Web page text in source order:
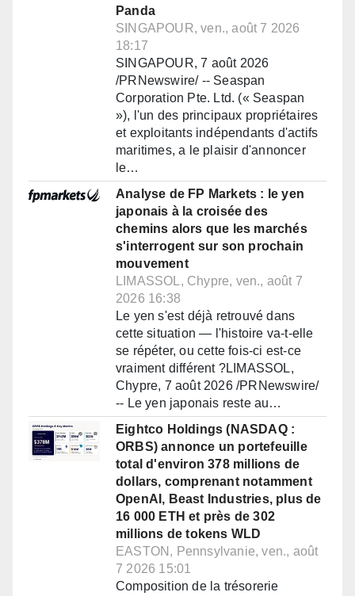
Panda
SINGAPOUR, ven., août 7 2026
18:17
SINGAPOUR, 7 août 2026
/PRNewswire/ -- Seaspan
Corporation Pte. Ltd. (« Seaspan
»), l'un des principaux propriétaires
et exploitants indépendants d'actifs
maritimes, a le plaisir d'annoncer
le…
Analyse de FP Markets : le yen
japonais à la croisée des
chemins alors que les marchés
s'interrogent sur son prochain
mouvement
LIMASSOL, Chypre, ven., août 7
2026 16:38
Le yen s'est déjà retrouvé dans
cette situation — l'histoire va-t-elle
se répéter, ou cette fois-ci est-ce
vraiment différent ?LIMASSOL,
Chypre, 7 août 2026 /PRNewswire/
-- Le yen japonais reste au…
Eightco Holdings (NASDAQ :
ORBS) annonce un portefeuille
total d'environ 378 millions de
dollars, comprenant notamment
OpenAI, Beast Industries, plus de
16 000 ETH et près de 302
millions de tokens WLD
EASTON, Pennsylvanie, ven., août
7 2026 15:01
Composition de la trésorerie